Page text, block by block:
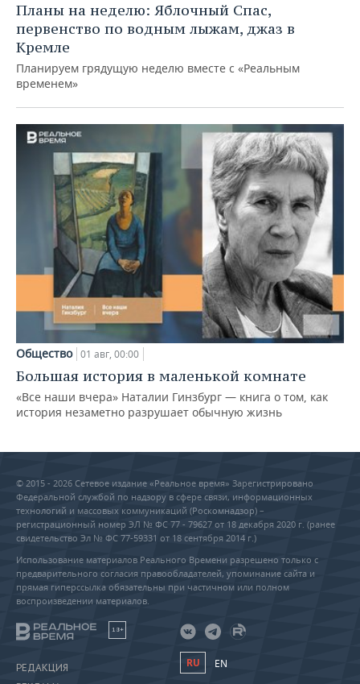
Планы на неделю: Яблочный Спас,
первенство по водным лыжам, джаз в
Кремле
Планируем грядущую неделю вместе с «Реальным
временем»
Общество 01 авг, 00:00
Большая история в маленькой комнате
«Все наши вчера» Наталии Гинзбург — книга о том, как
история незаметно разрушает обычную жизнь
© 2015 - 2026 Сетевое издание «Реальное время» Зарегистрировано
Федеральной службой по надзору в сфере связи, информационных
технологий и массовых коммуникаций (Роскомнадзор) –
регистрационный номер ЭЛ № ФС 77 - 79627 от 18 декабря 2020 г. (ранее
свидетельство Эл № ФС 77-59331 от 18 сентября 2014 г.)
Использование материалов Реального Времени разрешено только с
предварительного согласия правообладателей, упоминание сайта и
прямая гиперссылка обязательны при частичном или полном
воспроизведении материалов.
18+
РЕДАКЦИЯ
RU EN